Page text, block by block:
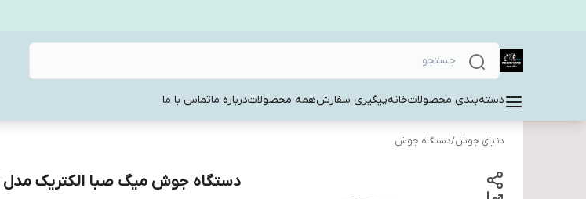
دسته‌بندی محصولاتخانهپیگیری سفارشهمه محصولاتدرباره ماتماس با ما
دنیای جوش/دستگاه جوش